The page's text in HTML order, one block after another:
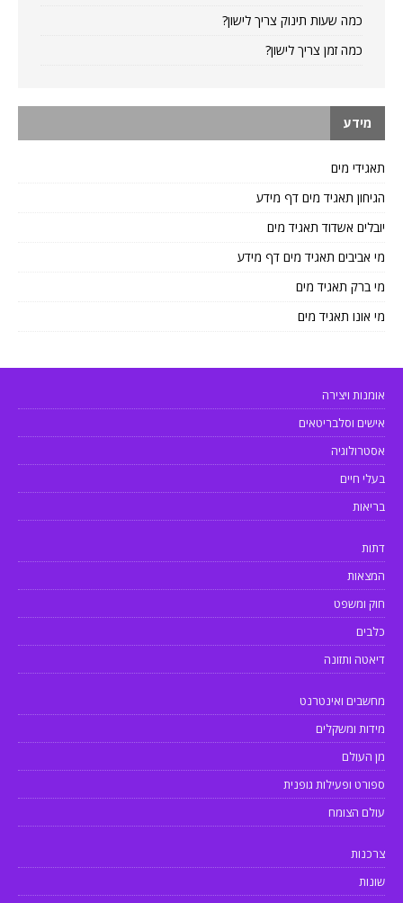
כמה שעות תינוק צריך לישון?
כמה זמן צריך לישון?
מידע
תאגידי מים
הגיחון תאגיד מים דף מידע
יובלים אשדוד תאגיד מים
מי אביבים תאגיד מים דף מידע
מי ברק תאגיד מים
מי אונו תאגיד מים
אומנות ויצירה
אישים וסלבריטאים
אסטרולוגיה
בעלי חיים
בריאות
דתות
המצאות
חוק ומשפט
כלבים
דיאטה ותזונה
מחשבים ואינטרנט
מידות ומשקלים
מן העולם
ספורט ופעילות גופנית
עולם הצומח
צרכנות
שונות